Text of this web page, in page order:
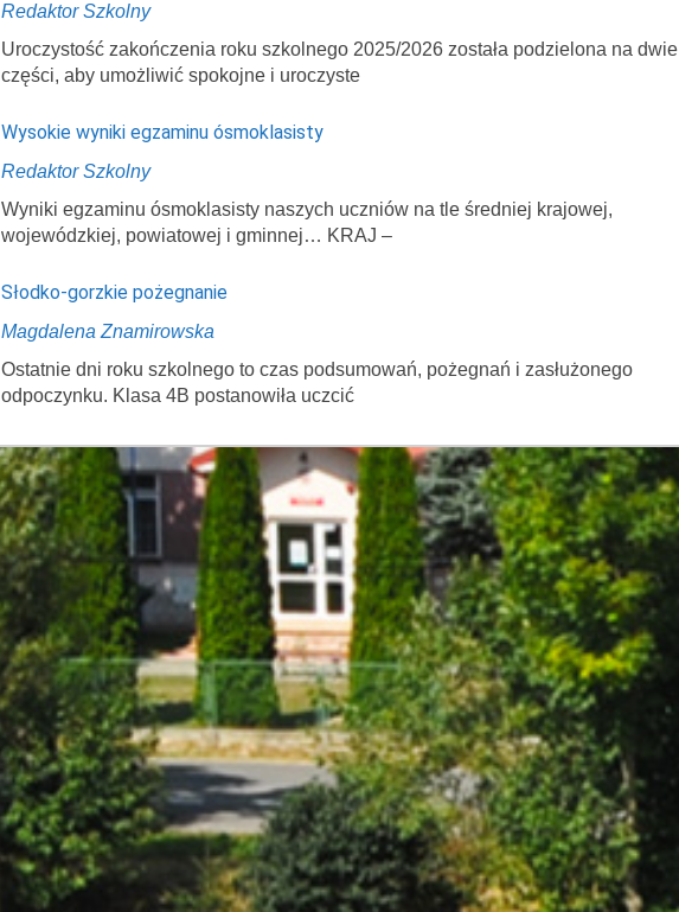
Redaktor Szkolny
Uroczystość zakończenia roku szkolnego 2025/2026 została podzielona na dwie
części, aby umożliwić spokojne i uroczyste
Wysokie wyniki egzaminu ósmoklasisty
Redaktor Szkolny
Wyniki egzaminu ósmoklasisty naszych uczniów na tle średniej krajowej,
wojewódzkiej, powiatowej i gminnej… KRAJ –
Słodko-gorzkie pożegnanie
Magdalena Znamirowska
Ostatnie dni roku szkolnego to czas podsumowań, pożegnań i zasłużonego
odpoczynku. Klasa 4B postanowiła uczcić